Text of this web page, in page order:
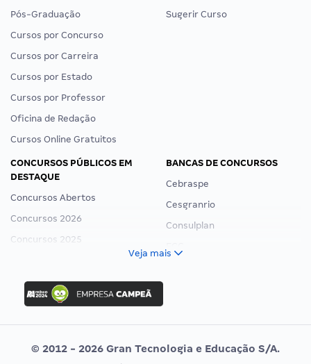
Pós-Graduação
Cursos por Concurso
Cursos por Carreira
Cursos por Estado
Cursos por Professor
Oficina de Redação
Cursos Online Gratuitos
Sugerir Curso
CONCURSOS PÚBLICOS EM
DESTAQUE
Concursos Abertos
Concursos 2026
Concursos 2025
Concurso Ibama
Concurso MPU
Editais publicados
BANCAS DE CONCURSOS
Cebraspe
Cesgranrio
Consulplan
Vunesp
Veja mais
© 2012 - 2026 Gran Tecnologia e Educação S/A.